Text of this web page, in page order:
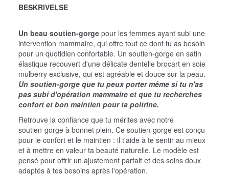
BESKRIVELSE
Un beau soutien‑gorge pour les femmes ayant subi une
intervention mammaire, qui offre tout ce dont tu as besoin
pour un quotidien confortable. Un soutien‑gorge en satin
élastique recouvert d'une délicate dentelle brocart en soie
mulberry exclusive, qui est agréable et douce sur la peau.
Un soutien‑gorge que tu peux porter même si tu n'as
pas subi d'opération mammaire et que tu recherches
confort et bon maintien pour ta poitrine.
Retrouve la confiance que tu mérites avec notre
soutien‑gorge à bonnet plein. Ce soutien‑gorge est conçu
pour le confort et le maintien : il t'aide à te sentir au mieux
et à mettre en valeur ta beauté naturelle. Le modèle est
pensé pour offrir un ajustement parfait et des soins doux
adaptés à tes besoins après l'opération.